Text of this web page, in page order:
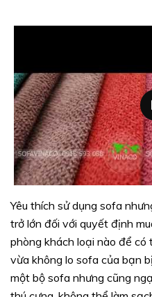
Yêu thích sử dụng sofa
trở lớn đối với quyết định
phòng khách loại nào để có
vừa không lo sofa của bạn
một bộ sofa nhưng cũng